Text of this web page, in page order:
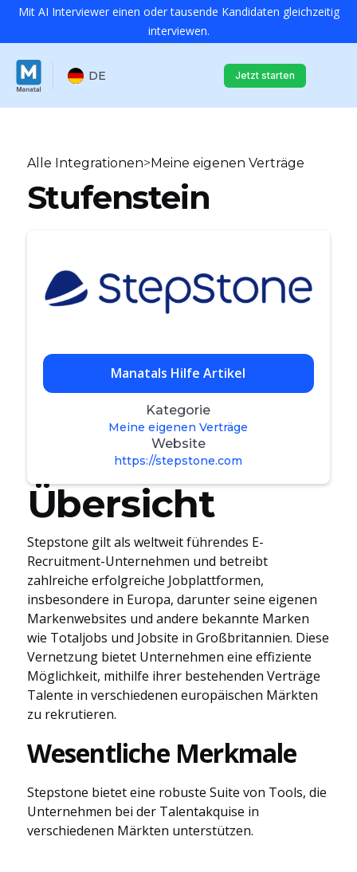
Mit AI Interviewer einen oder tausende Kandidaten gleichzeitig
interviewen.
DE Jetzt starten
Alle Integrationen>Meine eigenen Verträge
Stufenstein
Manatals Hilfe Artikel
Kategorie
Meine eigenen Verträge
Website
https://stepstone.com
Übersicht
Stepstone gilt als weltweit führendes E-
Recruitment-Unternehmen und betreibt
zahlreiche erfolgreiche Jobplattformen,
insbesondere in Europa, darunter seine eigenen
Markenwebsites und andere bekannte Marken
wie Totaljobs und Jobsite in Großbritannien. Diese
Vernetzung bietet Unternehmen eine effiziente
Möglichkeit, mithilfe ihrer bestehenden Verträge
Talente in verschiedenen europäischen Märkten
zu rekrutieren.
Wesentliche Merkmale
Stepstone bietet eine robuste Suite von Tools, die
Unternehmen bei der Talentakquise in
verschiedenen Märkten unterstützen.